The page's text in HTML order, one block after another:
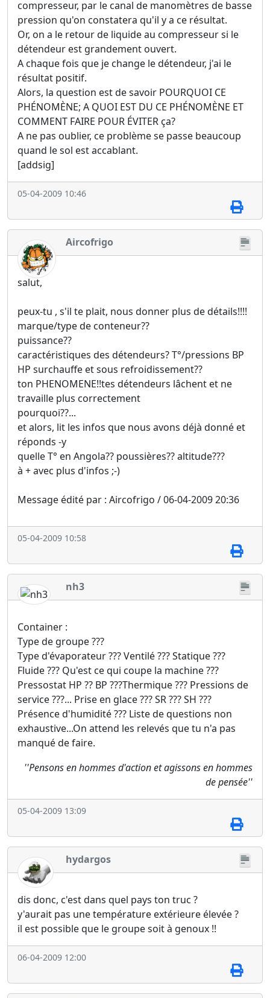
compresseur, par le canal de manomètres de basse
pression qu'on constatera qu'il y a ce résultat.
Or, on a le retour de liquide au compresseur si le
détendeur est grandement ouvert.
A chaque fois que je change le détendeur, j'ai le
résultat positif.
Alors, la question est de savoir POURQUOI CE
PHÉNOMÈNE; A QUOI EST DU CE PHÉNOMÈNE ET
COMMENT FAIRE POUR ÉVITER ça?
A ne pas oublier, ce problème se passe beaucoup
quand le sol est accablant.
[addsig]
05-04-2009 10:46
Aircofrigo
salut,
peux-tu , s'il te plait, nous donner plus de détails!!!!
marque/type de conteneur??
puissance??
caractéristiques des détendeurs? T°/pressions BP
HP surchauffe et sous refroidissement??
ton PHENOMENE!!tes détendeurs lâchent et ne
travaille plus correctement
pourquoi??...
et alors, lit les infos que nous avons déjà donné et
réponds -y
quelle T° en Angola?? poussières?? altitude???
à + avec plus d'infos ;-)
Message édité par : Aircofrigo / 06-04-2009 20:36
05-04-2009 10:58
nh3
Container :
Type de groupe ???
Type d'évaporateur ??? Ventilé ??? Statique ???
Fluide ??? Qu'est ce qui coupe la machine ???
Pressostat HP ?? BP ???Thermique ??? Pressions de
service ???... Prise en glace ??? SR ??? SH ???
Présence d'humidité ??? Liste de questions non
exhaustive...On attend les relevés que tu n'a pas
manqué de faire.
''Pensons en hommes d'action et agissons en hommes
de pensée''
05-04-2009 13:09
hydargos
dis donc, c'est dans quel pays ton truc ?
y'aurait pas une température extérieure élevée ?
il est possible que le groupe soit à genoux !!
06-04-2009 12:00